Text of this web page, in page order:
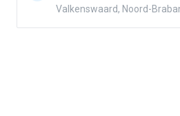
Valkenswaard, Noord-